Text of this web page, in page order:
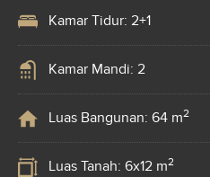
Kamar Tidur: 2+1
Kamar Mandi: 2
Luas Bangunan: 64 m2
Luas Tanah: 6x12 m2